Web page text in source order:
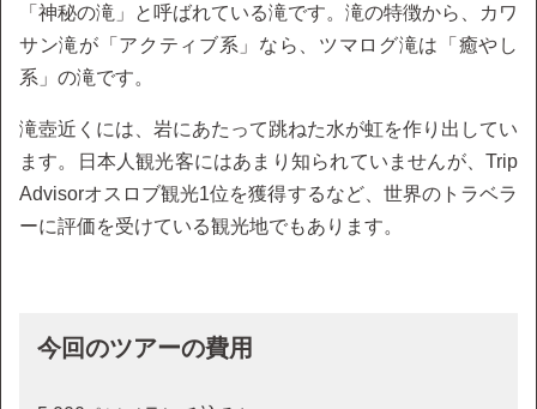
「神秘の滝」と呼ばれている滝です。滝の特徴から、カワ
サン滝が「アクティブ系」なら、ツマログ滝は「癒やし
系」の滝です。
滝壺近くには、岩にあたって跳ねた水が虹を作り出してい
ます。日本人観光客にはあまり知られていませんが、Trip
Advisorオスロブ観光1位を獲得するなど、世界のトラベラ
ーに評価を受けている観光地でもあります。
今回のツアーの費用